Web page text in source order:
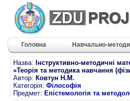
Головна Навчально-
Назва: Інструктивно-методичні
«Теорія та методика навчання
Автор: Ковтун Н.М.
Категорія: Філософія
Предмет: Епістемологія та